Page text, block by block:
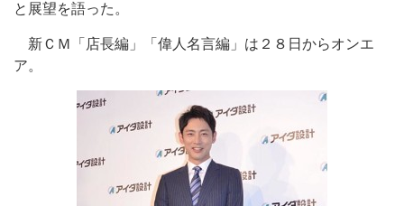
と展望を語った。
新ＣＭ「店長編」「偉人名言編」は２８日からオンエ
ア。